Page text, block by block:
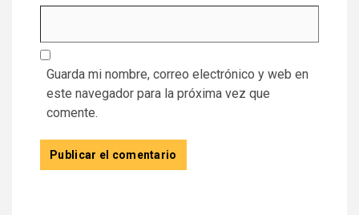
Guarda mi nombre, correo electrónico y web en
este navegador para la próxima vez que
comente.